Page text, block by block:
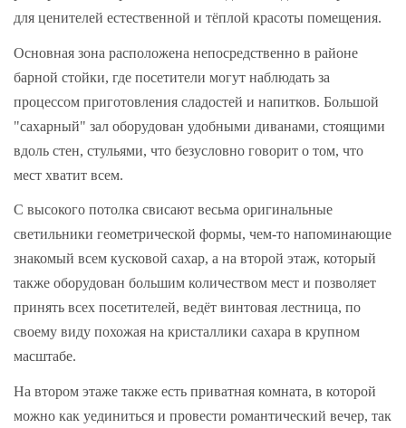
для ценителей естественной и тёплой красоты помещения.
Основная зона расположена непосредственно в районе
барной стойки, где посетители могут наблюдать за
процессом приготовления сладостей и напитков. Большой
"сахарный" зал оборудован удобными диванами, стоящими
вдоль стен, стульями, что безусловно говорит о том, что
мест хватит всем.
С высокого потолка свисают весьма оригинальные
светильники геометрической формы, чем-то напоминающие
знакомый всем кусковой сахар, а на второй этаж, который
также оборудован большим количеством мест и позволяет
принять всех посетителей, ведёт винтовая лестница, по
своему виду похожая на кристаллики сахара в крупном
масштабе.
На втором этаже также есть приватная комната, в которой
можно как уединиться и провести романтический вечер, так